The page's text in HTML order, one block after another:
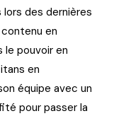
lors des dernières
en
le pouvoir en
en
équipe avec un
pour passer la